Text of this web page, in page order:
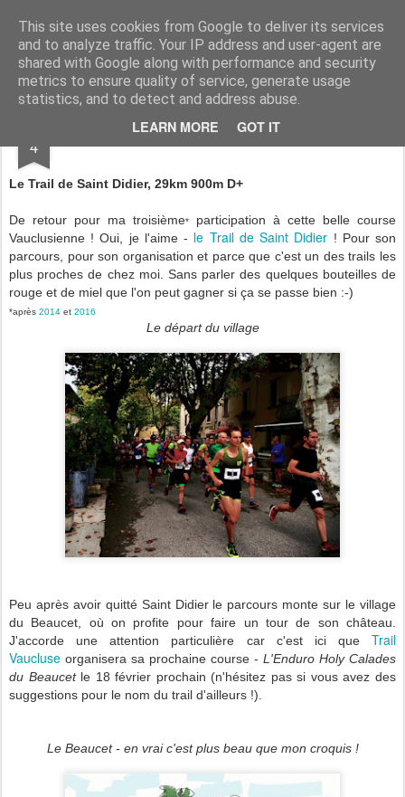
This site uses cookies from Google to deliver its services
and to analyze traffic. Your IP address and user-agent are
shared with Google along with performance and security
metrics to ensure quality of service, generate usage
statistics, and to detect and address abuse.
LEARN MORE GOT IT
www.andysymonds.fr : les courses, les photos, les dessins...
BLOG DRAW RACE RUN
4 Trail de Saint Didier
Le Trail de Saint Didier, 29km 900m D+
De retour pour ma troisième*
participation à cette belle course
Vauclusienne ! Oui, je l'aime - le Trail de Saint Didier ! Pour son
parcours, pour son organisation et parce que c'est un des trails les
plus proches de chez moi. Sans parler des quelques bouteilles de
rouge et de miel que l'on peut gagner si ça se passe bien :-)
*après 2014 et 2016
Le départ du village
Peu après avoir quitté Saint Didier le parcours monte sur le village
du Beaucet, où on profite pour faire un tour de son château.
J'accorde une attention particulière car c'est ici que Trail
Vaucluse organisera sa prochaine course - L'Enduro Holy Calades
du Beaucet le 18 février prochain (n'hésitez pas si vous avez des
suggestions pour le nom du trail d'ailleurs !).
Le Beaucet - en vrai c'est plus beau que mon croquis !